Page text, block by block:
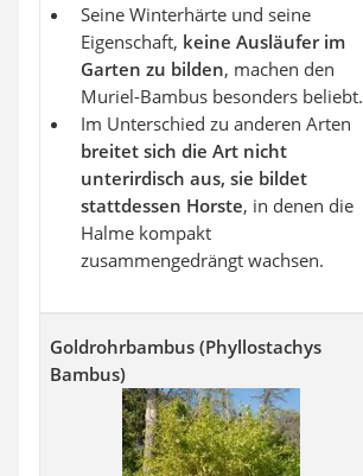
Seine Winterhärte und seine
Eigenschaft, keine Ausläufer im
Garten zu bilden, machen den
Muriel-Bambus besonders beliebt.
Im Unterschied zu anderen Arten
breitet sich die Art nicht
unterirdisch aus, sie bildet
stattdessen Horste, in denen die
Halme kompakt
zusammengedrängt wachsen.
Goldrohrbambus (Phyllostachys
Bambus)